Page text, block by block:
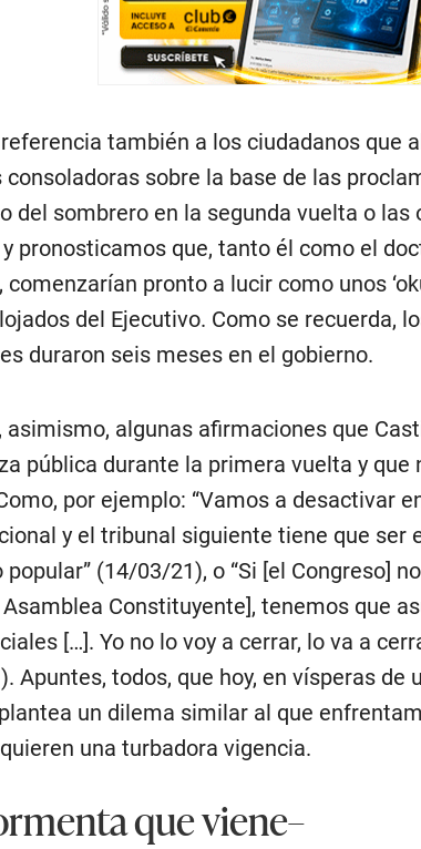
también a los ciudadanos que
consoladoras sobre la base de las
del sombrero en la segunda vuelta o las
y pronosticamos que, tanto él como el
comenzarían pronto a lucir como unos
del Ejecutivo. Como se recuerda,
duraron seis meses en el gobierno.
asimismo, algunas afirmaciones que
pública durante la primera vuelta y que
por ejemplo: “Vamos a desactivar
y el tribunal siguiente tiene que ser
(14/03/21), o “Si [el Congreso]
Asamblea Constituyente], tenemos que
[…]. Yo no lo voy a cerrar, lo va a
Apuntes, todos, que hoy, en vísperas de
un dilema similar al que
una turbadora vigencia.
que viene–